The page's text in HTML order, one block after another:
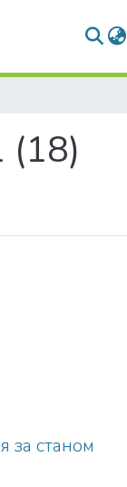
(18)
за станом